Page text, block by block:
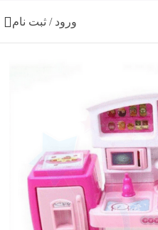
ورود / ثبت نام